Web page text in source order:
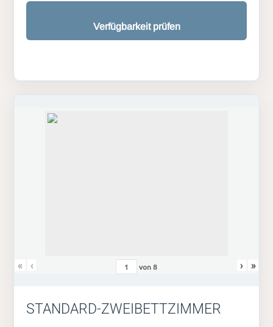
Verfügbarkeit prüfen
« ‹ von8 › »
STANDARD-ZWEIBETTZIMMER